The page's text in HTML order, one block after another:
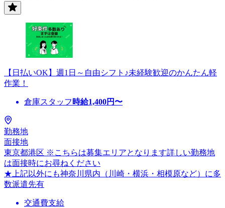
【日払いOK】週1日～自由シフト♪未経験歓迎のかんたん軽
作業！
倉庫スタッフ 時給1,400円〜
勤務地
面接地
東京都港区 ※こちらは募集エリアとなります詳しい勤務地
は面接時にお尋ねください
★上記以外にも神奈川県内（川崎・横浜・相模原など）に多
数派遣先有
交通費支給